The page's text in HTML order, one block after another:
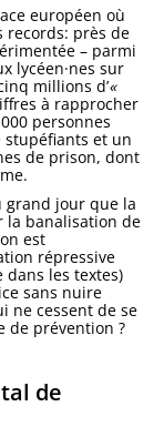
européen où
records: près de
– parmi
lycéen·nes sur
millions d’«
à rapprocher
personnes
stupéfiants et un
de prison, dont
grand jour que la
la banalisation de
est
répressive
les textes)
sans nuire
ne cessent de se
de prévention ?
de